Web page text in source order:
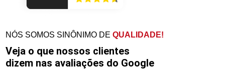
NÓS SOMOS SINÔNIMO DEQUALIDADE!
Veja o que nossos clientes
dizem nas avaliações do Google